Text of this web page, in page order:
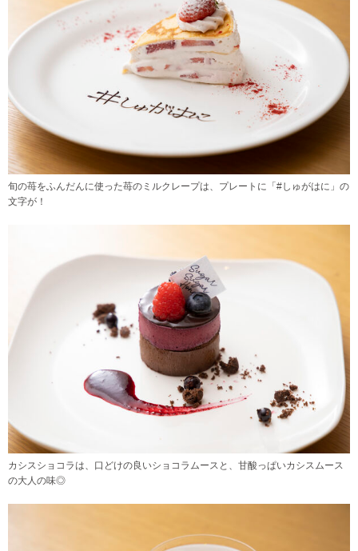
旬の苺をふんだんに使った苺のミルクレープは、プレートに「#しゅがはに」の
文字が！
カシスショコラは、口どけの良いショコラムースと、甘酸っぱいカシスムース
の大人の味◎